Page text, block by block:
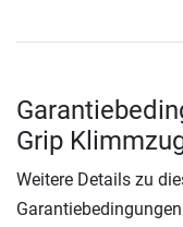
Grip
Weitere Details zu